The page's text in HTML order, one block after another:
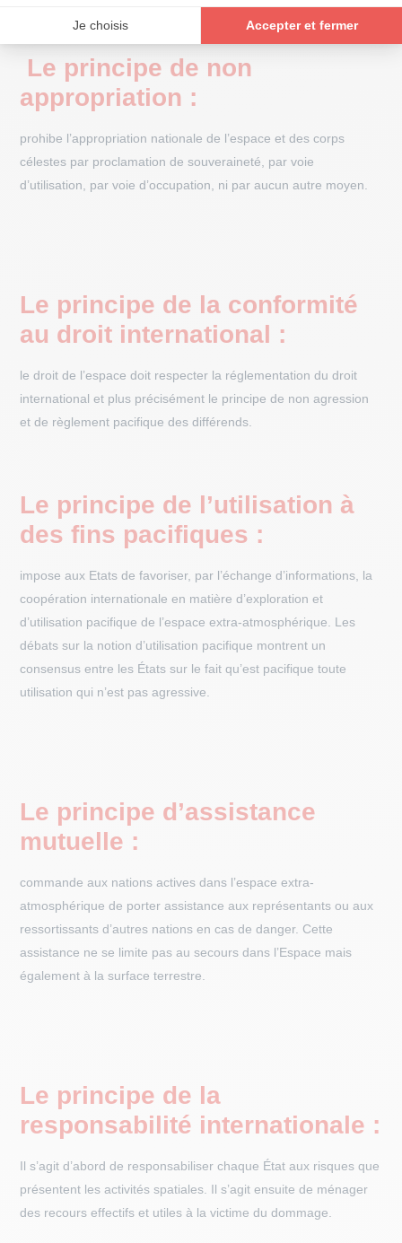
privées ne peuvent utiliser librement l’espace qu’à la condition
d’y avoir été autorisées par leur État de rattachement.
Le principe de non
appropriation :
prohibe l’appropriation nationale de l’espace et des corps
célestes par proclamation de souveraineté, par voie
d’utilisation, par voie d’occupation, ni par aucun autre moyen.
Le principe de la conformité
au droit international :
le droit de l’espace doit respecter la réglementation du droit
international et plus précisément le principe de non agression
et de règlement pacifique des différends.
Le principe de l’utilisation à
des fins pacifiques :
impose aux Etats de favoriser, par l’échange d’informations, la
coopération internationale en matière d’exploration et
d’utilisation pacifique de l’espace extra-atmosphérique. Les
débats sur la notion d’utilisation pacifique montrent un
consensus entre les États sur le fait qu’est pacifique toute
utilisation qui n’est pas agressive.
Le principe d’assistance
mutuelle :
commande aux nations actives dans l’espace extra-
atmosphérique de porter assistance aux représentants ou aux
ressortissants d’autres nations en cas de danger. Cette
assistance ne se limite pas au secours dans l’Espace mais
également à la surface terrestre.
Le principe de la
responsabilité internationale :
Il s’agit d’abord de responsabiliser chaque État aux risques que
présentent les activités spatiales. Il s’agit ensuite de ménager
des recours effectifs et utiles à la victime du dommage.